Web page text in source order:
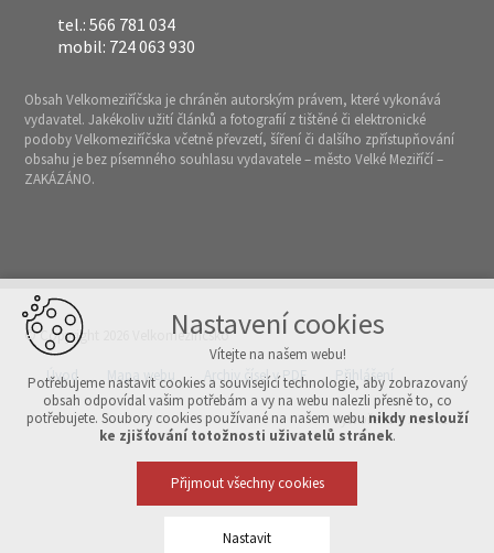
tel.: 566 781 034
mobil: 724 063 930
Obsah Velkomeziříčska je chráněn autorským právem, které vykonává
vydavatel. Jakékoliv užití článků a fotografií z tištěné či elektronické
podoby Velkomeziříčska včetně převzetí, šíření či dalšího zpřístupňování
obsahu je bez písemného souhlasu vydavatele – město Velké Meziříčí –
ZAKÁZÁNO.
© Copyright 2026 Velkomeziříčsko
Úvod Mapa webu Archiv čísel v PDF Přihlášení
Vytvořeno v xart.cz
Nastavení cookies
Vítejte na našem webu!
Potřebujeme nastavit cookies a související technologie, aby zobrazovaný
obsah odpovídal vašim potřebám a vy na webu nalezli přesně to, co
potřebujete. Soubory cookies používané na našem webu nikdy neslouží
ke zjišťování totožnosti uživatelů stránek.
Přijmout všechny cookies
Nastavit